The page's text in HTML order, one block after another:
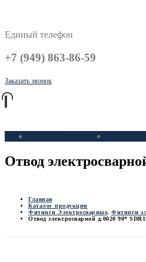
Единый телефон
+7 (949) 863-86-59
Заказать звонок
Отвод
Главная
Каталог продукции
Фитинги Электросварные, Фитинги
Отвод электросварной д.0020 90*